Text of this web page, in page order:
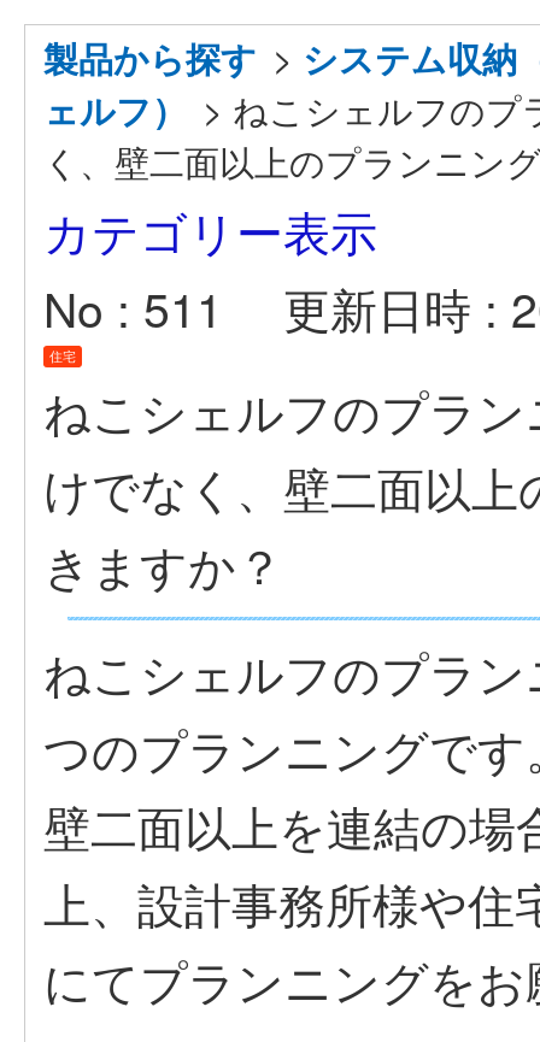
製品から探す > システム収納
ェルフ）
> ねこシェルフのプ
く、壁二面以上のプランニン
カテゴリー表示
No : 511
更新日時 :
住宅
ねこシェルフのプラ
けでなく、壁二面以
きますか？
ねこシェルフのプラ
つのプランニングです
壁二面以上を連結の
上、設計事務所様や
にてプランニングを